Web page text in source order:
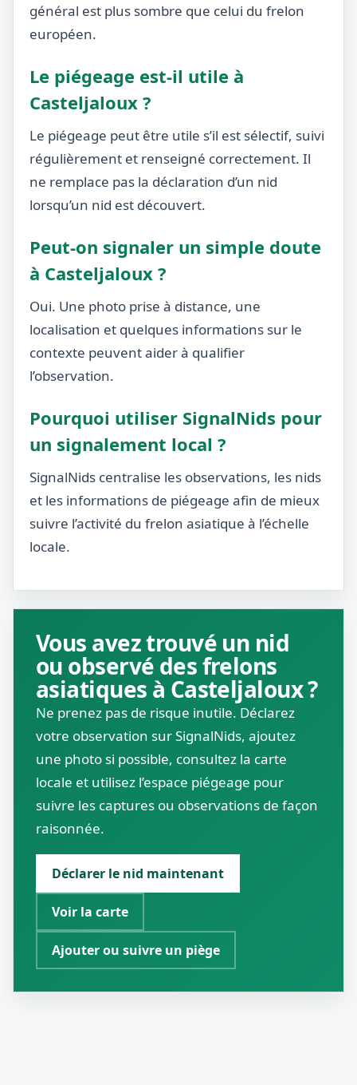
général est plus sombre que celui du frelon
européen.
Le piégeage est-il utile à
Casteljaloux ?
Le piégeage peut être utile s’il est sélectif, suivi
régulièrement et renseigné correctement. Il
ne remplace pas la déclaration d’un nid
lorsqu’un nid est découvert.
Peut-on signaler un simple doute
à Casteljaloux ?
Oui. Une photo prise à distance, une
localisation et quelques informations sur le
contexte peuvent aider à qualifier
l’observation.
Pourquoi utiliser SignalNids pour
un signalement local ?
SignalNids centralise les observations, les nids
et les informations de piégeage afin de mieux
suivre l’activité du frelon asiatique à l’échelle
locale.
Vous avez trouvé un nid
ou observé des frelons
asiatiques à Casteljaloux ?
Ne prenez pas de risque inutile. Déclarez
votre observation sur SignalNids, ajoutez
une photo si possible, consultez la carte
locale et utilisez l’espace piégeage pour
suivre les captures ou observations de façon
raisonnée.
Déclarer le nid maintenant
Voir la carte
Ajouter ou suivre un piège